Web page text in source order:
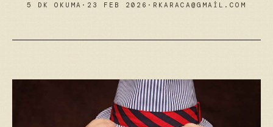
5 DK OKUMA · 23 FEB 2026 · RKARACA@GMAIL.COM